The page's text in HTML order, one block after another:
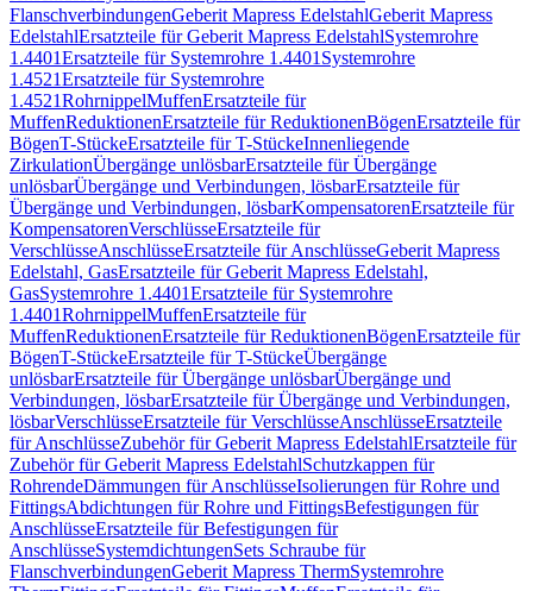
FlanschverbindungenGeberit Mapress EdelstahlGeberit Mapress
EdelstahlErsatzteile für Geberit Mapress EdelstahlSystemrohre
1.4401Ersatzteile für Systemrohre 1.4401 Systemrohre
1.4521Ersatzteile für Systemrohre
1.4521RohrnippelMuffenErsatzteile für
MuffenReduktionenErsatzteile für ReduktionenBögenErsatzteile für
BögenT-StückeErsatzteile für T-StückeInnenliegende
ZirkulationÜbergänge unlösbarErsatzteile für Übergänge
unlösbarÜbergänge und Verbindungen, lösbarErsatzteile für
Übergänge und Verbindungen, lösbarKompensatorenErsatzteile für
KompensatorenVerschlüsseErsatzteile für
VerschlüsseAnschlüsseErsatzteile für AnschlüsseGeberit Mapress
Edelstahl, GasErsatzteile für Geberit Mapress Edelstahl,
GasSystemrohre 1.4401Ersatzteile für Systemrohre
1.4401RohrnippelMuffenErsatzteile für
MuffenReduktionenErsatzteile für ReduktionenBögenErsatzteile für
BögenT-StückeErsatzteile für T-StückeÜbergänge
unlösbarErsatzteile für Übergänge unlösbarÜbergänge und
Verbindungen, lösbarErsatzteile für Übergänge und Verbindungen,
lösbarVerschlüsseErsatzteile für VerschlüsseAnschlüsseErsatzteile
für AnschlüsseZubehör für Geberit Mapress EdelstahlErsatzteile für
Zubehör für Geberit Mapress EdelstahlSchutzkappen für
RohrendeDämmungen für AnschlüsseIsolierungen für Rohre und
FittingsAbdichtungen für Rohre und FittingsBefestigungen für
AnschlüsseErsatzteile für Befestigungen für
AnschlüsseSystemdichtungenSets Schraube für
FlanschverbindungenGeberit Mapress ThermSystemrohre